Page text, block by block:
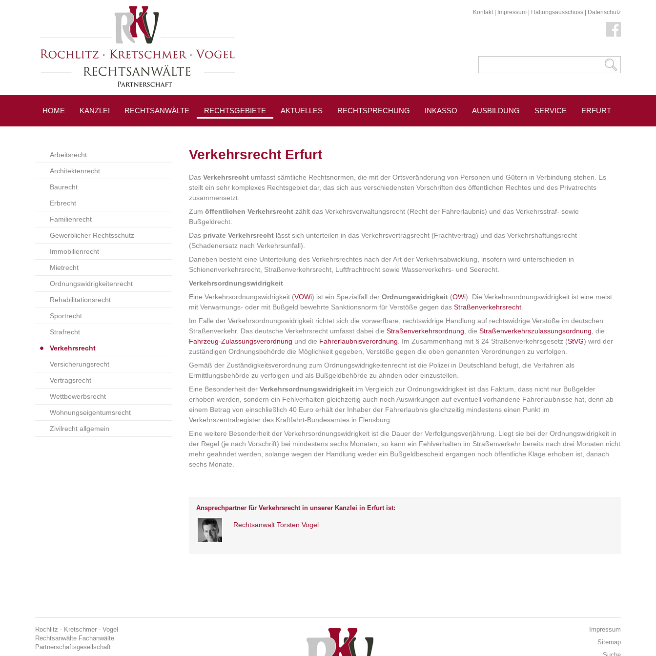
Kontakt| Impressum Haftungsausschuss Datenschutz
HOME KANZLEI RECHTSANWÄLTE RECHTSGEBIETE AKTUELLES RECHTSPRECHUNG INKASSO AUSBILDUNG SERVICE ERFURT
Arbeitsrecht
Architektenrecht
Baurecht
Erbrecht
Familienrecht
Gewerblicher Rechtsschutz
Immobilienrecht
Mietrecht
Ordnungswidrigkeitenrecht
Rehabilitationsrecht
Sportrecht
Strafrecht
Verkehrsrecht
Versicherungsrecht
Vertragsrecht
Wettbewerbsrecht
Wohnungseigentumsrecht
Zivilrecht allgemein
Verkehrsrecht Erfurt
Das Verkehrsrecht umfasst sämtliche Rechtsnormen, die mit der Ortsveränderung von Personen und Gütern in Verbindung stehen. Es
stellt ein sehr komplexes Rechtsgebiet dar, das sich aus verschiedensten Vorschriften des öffentlichen Rechtes und des Privatrechts
zusammensetzt.
Zum öffentlichen Verkehrsrecht zählt das Verkehrsverwaltungsrecht (Recht der Fahrerlaubnis) und das Verkehrsstraf- sowie
Bußgeldrecht.
Das private Verkehrsrecht lässt sich unterteilen in das Verkehrsvertragsrecht (Frachtvertrag) und das Verkehrshaftungsrecht
(Schadenersatz nach Verkehrsunfall).
Daneben besteht eine Unterteilung des Verkehrsrechtes nach der Art der Verkehrsabwicklung, insofern wird unterschieden in
Schienenverkehrsrecht, Straßenverkehrsrecht, Luftfrachtrecht sowie Wasserverkehrs- und Seerecht.
Verkehrsordnungswidrigkeit
Eine Verkehrsordnungswidrigkeit (VOWi) ist ein Spezialfall der Ordnungswidrigkeit (OWi). Die Verkehrsordnungswidrigkeit ist eine meist
mit Verwarnungs- oder mit Bußgeld bewehrte Sanktionsnorm für Verstöße gegen das Straßenverkehrsrecht
Im Falle der Verkehrsordnungswidrigkeit richtet sich die vorwerfbare, rechtswidrige Handlung auf rechtswidrige Verstöße im deutschen
Straßenverkehr. Das deutsche Verkehrsrecht umfasst dabei die Straßenverkehrsordnung , die Straßenverkehrszulassungsordnung , die
Fahrzeug-Zulassungsverordnung und die Fahrerlaubnisverordnung . Im Zusammenhang mit § 24 Straßenverkehrsgesetz (StVG) wird der
zuständigen Ordnungsbehörde die Möglichkeit gegeben, Verstöße gegen die oben genannten Verordnungen zu verfolgen.
Gemäß der Zuständigkeitsverordnung zum Ordnungswidrigkeitenrecht ist die Polizei in Deutschland befugt, die Verfahren als
Ermittlungsbehörde zu verfolgen und als Bußgeldbehörde zu ahnden oder einzustellen.
Eine Besonderheit der Verkehrsordnungswidrigkeit im Vergleich zur Ordnungswidrigkeit ist das Faktum, dass nicht nur Bußgelder
erhoben werden, sondern ein Fehlverhalten gleichzeitig auch noch Auswirkungen auf eventuell vorhandene Fahrerlaubnisse hat, denn ab
einem Betrag von einschließlich 40 Euro erhält der Inhaber der Fahrerlaubnis gleichzeitig mindestens einen Punkt im
Verkehrszentralregister des Kraftfahrt-Bundesamtes in Flensburg.
Eine weitere Besonderheit der Verkehrsordnungswidrigkeit ist die Dauer der Verfolgungsverjährung. Liegt sie bei der Ordnungswidrigkeit in
der Regel (je nach Vorschrift) bei mindestens sechs Monaten, so kann ein Fehlverhalten im Straßenverkehr bereits nach drei Monaten nicht
mehr geahndet werden, solange wegen der Handlung weder ein Bußgeldbescheid ergangen noch öffentliche Klage erhoben ist, danach
sechs Monate.
Ansprechpartner für Verkehrsrecht in unserer Kanzlei in Erfurt ist:
Rechtsanwalt Torsten Vogel
Rochlitz - Kretschmer - Vogel
Rechtsanwälte Fachanwälte
Partnerschaftsgesellschaft
Impressum
Sitemap